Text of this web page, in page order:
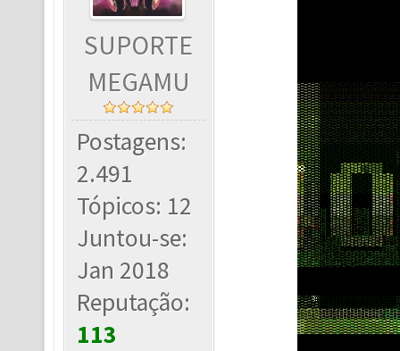
SUPORTE
MEGAMU
Postagens:
2.491
Tópicos: 12
Juntou-se:
Jan 2018
Reputação:
113